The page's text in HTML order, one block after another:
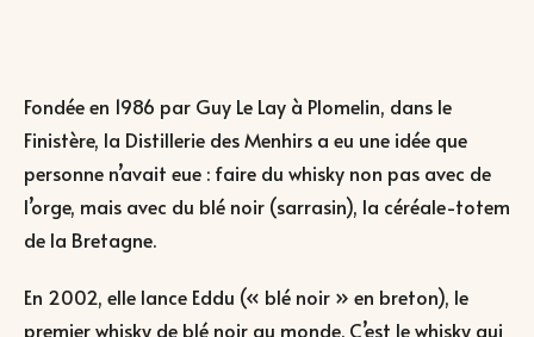
Fondée en 1986 par Guy Le Lay à Plomelin, dans le
Finistère, la Distillerie des Menhirs a eu une idée que
personne n’avait eue : faire du whisky non pas avec de
l’orge, mais avec du blé noir (sarrasin), la céréale-totem
de la Bretagne.
En 2002, elle lance Eddu (« blé noir » en breton), le
premier whisky de blé noir au monde. C’est le whisky qui